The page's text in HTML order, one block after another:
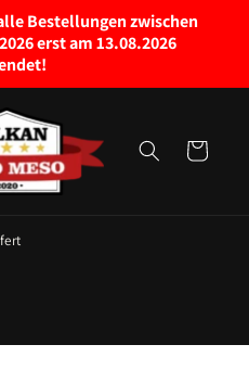
Bestellungen zwischen
erst am 13.08.2026
Warenkorb